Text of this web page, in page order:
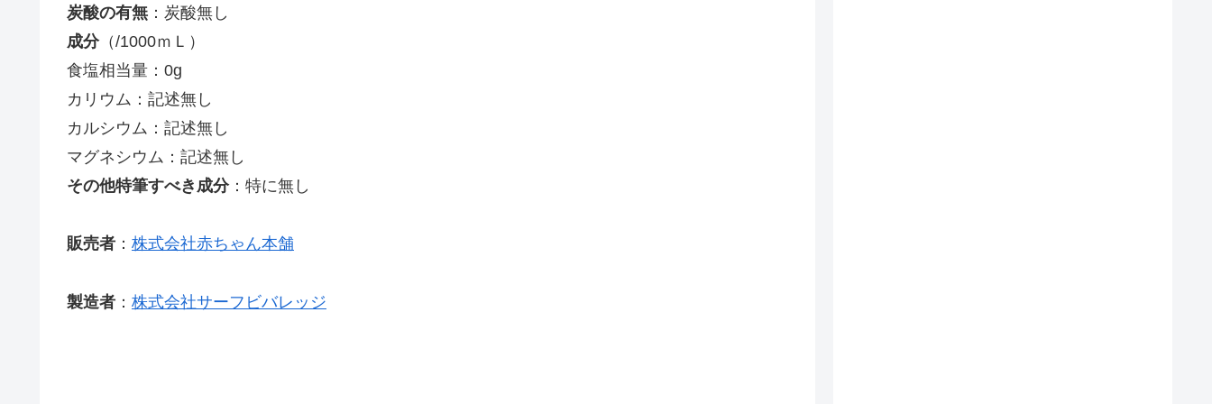
炭酸の有無 ：炭酸無し
成分（/1000ｍＬ）
食塩相当量：0g
カリウム：記述無し
カルシウム：記述無し
マグネシウム：記述無し
その他特筆すべき成分：特に無し
販売者 ： 株式会社赤ちゃん本舗
製造者 ： 株式会社サーフビバレッジ